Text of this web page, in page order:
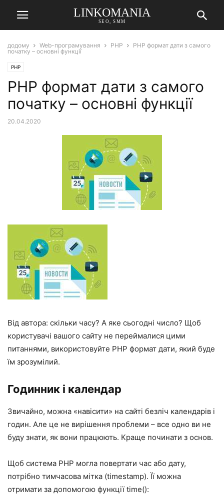
LINKOMANIA
SEO, SMM
додому Web-програмування PHP
PHP формат дати з самого
початку – основні функції
PHP
PHP формат дати з самого
початку – основні функції
20.04.2020
Від автора: скільки часу? А яке сьогодні число? Щоб
користувачі вашого сайту не переймалися цими
питаннями, використовуйте PHP формат дати, який буде
їм зрозумілий.
Годинник і календар
Звичайно, можна «навісити» на сайті безліч календарів і
годин. Але це не вирішення проблеми – все одно ви не
буду знати, як вони працюють. Краще починати з основ.
Щоб система PHP могла повертати час або дату,
потрібно тимчасова мітка (timestamp). Її можна
отримати за допомогою функції time():